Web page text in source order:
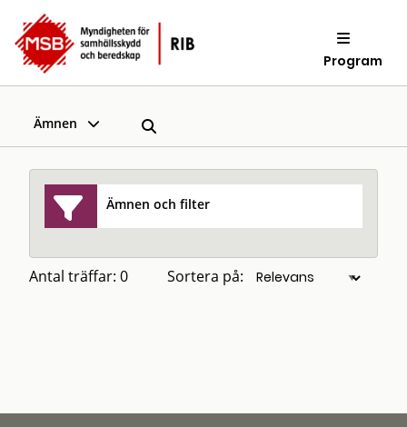
Program
Ämnen
Ämnen och filter
Antal träffar: 0 Sortera på: